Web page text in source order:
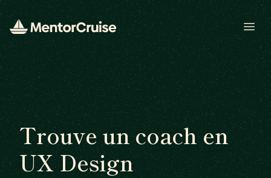
Trouve un coach en
UX Design